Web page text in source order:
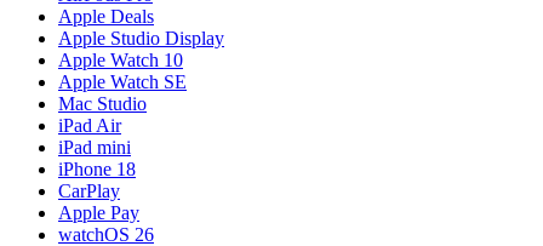
Apple Deals
Apple Studio Display
Apple Watch 10
Apple Watch SE
Mac Studio
iPad Air
iPad mini
iPhone 18
CarPlay
Apple Pay
watchOS 26